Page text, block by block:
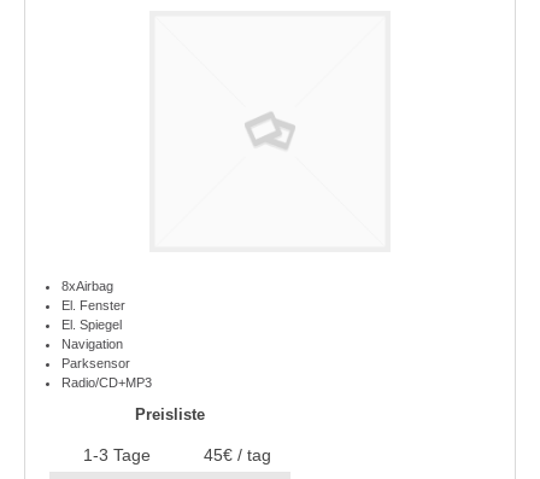
8xAirbag
El. Fenster
El. Spiegel
Navigation
Parksensor
Radio/CD+MP3
Preisliste
1-3 Tage
45€ / tag